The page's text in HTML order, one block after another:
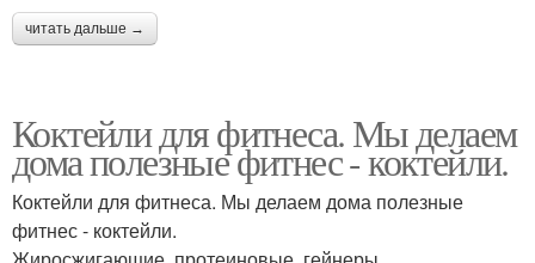
читать дальше →
Коктейли для фитнеса. Мы делаем
дома полезные фитнес - коктейли.
Коктейли для фитнеса. Мы делаем дома полезные
фитнес - коктейли.